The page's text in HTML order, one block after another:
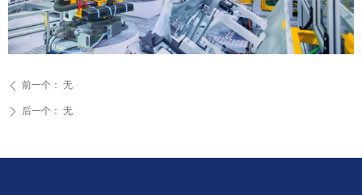
ꄴ 前一个： 无
ꄲ 后一个： 无